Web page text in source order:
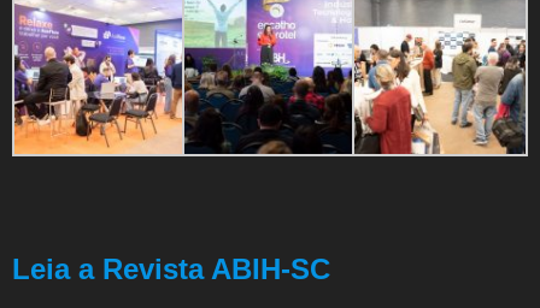
Leia a Revista ABIH-SC